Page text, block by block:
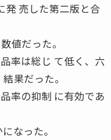
発 売した第二版と合
値だった。
率は総じ て低く、六
果だった。
率の抑制 に有効であ
なった。